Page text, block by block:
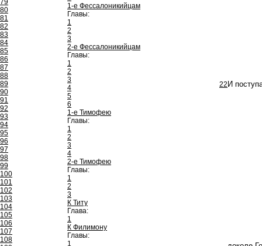
79
80
81
82
83
84
85
86
87
88
89
90
91
92
93
94
95
96
97
98
99
100
101
102
103
104
105
106
107
108
1-е Фессалоникийцам
Главы:
1
2
3
2-е Фессалоникийцам
Главы:
1
2
3
4
5
6
1-е Тимофею
Главы:
1
2
3
4
2-е Тимофею
Главы:
1
2
3
К Титу
Глава:
1
К Филимону
Главы:
1
22 И